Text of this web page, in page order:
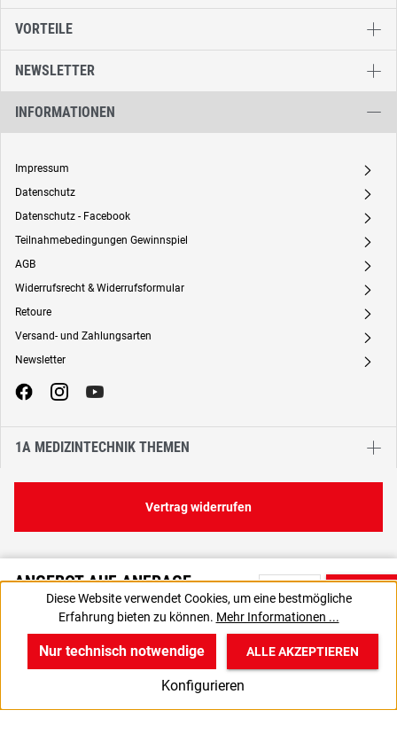
ANGEBOT AUF ANFRAGE
Bitte nutzen Sie die Produktanfrage, um ein individuelles Angebot
von uns zu erhalten.
VORTEILE
NEWSLETTER
INFORMATIONEN
Impressum A
Datenschutz A
Datenschutz - Facebook A
Teilnahmebedingungen Gewinnspiel A
AGB A
Widerrufsrecht & Widerrufsformular A
Retoure A
Versand- und Zahlungsarten A
Newsletter A
1A MEDIZINTECHNIK THEMEN
Vertrag widerrufen
Diese Website verwendet Cookies, um eine bestmögliche
Erfahrung bieten zu können. Mehr Informationen ...
Nur technisch notwendige
Konfigurieren
ALLE AKZEPTIEREN
v
Produkte
B